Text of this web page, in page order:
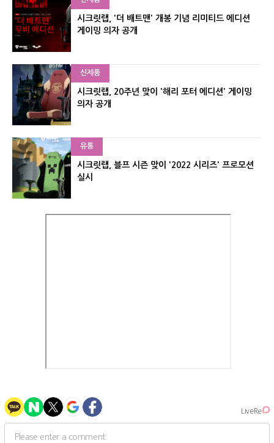
시크릿랩, '더 배트맨' 개봉 기념 리미티드 에디션
게이밍 의자 공개
신제품
시크릿랩, 20주년 맞이 '해리 포터 에디션' 게이밍
의자 공개
유통
시크릿랩, 블프 시즌 맞이 '2022 시리즈' 프로모션
실시